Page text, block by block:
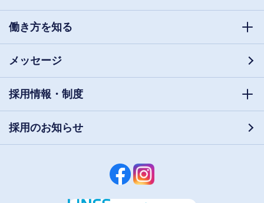
働き方を知る
メッセージ
採用情報・制度
採用のお知らせ